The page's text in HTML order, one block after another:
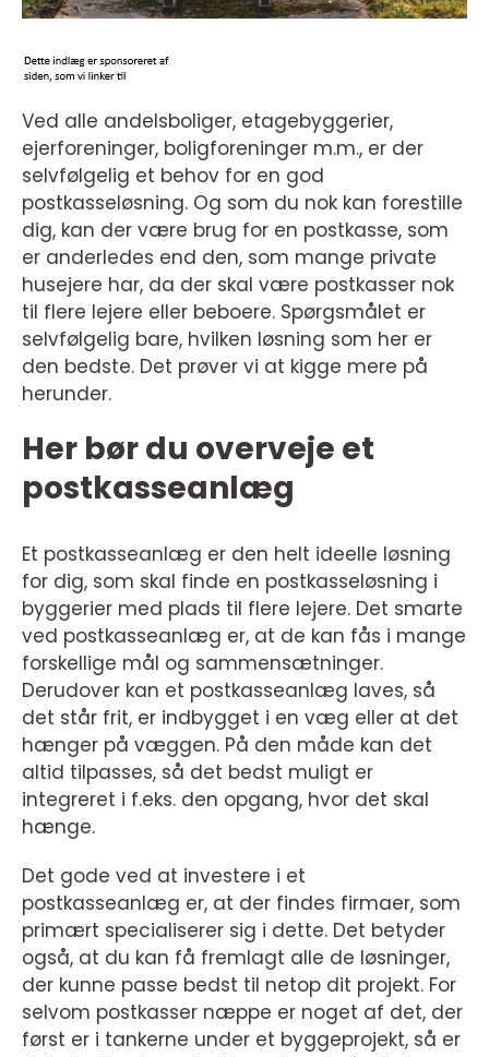
Ved alle andelsboliger, etagebyggerier,
ejerforeninger, boligforeninger m.m., er der
selvfølgelig et behov for en god
postkasseløsning. Og som du nok kan forestille
dig, kan der være brug for en postkasse, som
er anderledes end den, som mange private
husejere har, da der skal være postkasser nok
til flere lejere eller beboere. Spørgsmålet er
selvfølgelig bare, hvilken løsning som her er
den bedste. Det prøver vi at kigge mere på
herunder.
Her bør du overveje et
postkasseanlæg
Et postkasseanlæg er den helt ideelle løsning
for dig, som skal finde en postkasseløsning i
byggerier med plads til flere lejere. Det smarte
ved postkasseanlæg er, at de kan fås i mange
forskellige mål og sammensætninger.
Derudover kan et postkasseanlæg laves, så
det står frit, er indbygget i en væg eller at det
hænger på væggen. På den måde kan det
altid tilpasses, så det bedst muligt er
integreret i f.eks. den opgang, hvor det skal
hænge.
Det gode ved at investere i et
postkasseanlæg er, at der findes firmaer, som
primært specialiserer sig i dette. Det betyder
også, at du kan få fremlagt alle de løsninger,
der kunne passe bedst til netop dit projekt. For
selvom postkasser næppe er noget af det, der
først er i tankerne under et byggeprojekt, så er